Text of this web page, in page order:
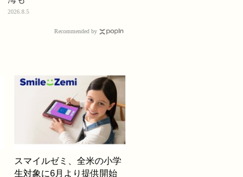
2026.8.5
Recommended by
スマイルゼミ、全米の小学
生対象に6月より提供開始